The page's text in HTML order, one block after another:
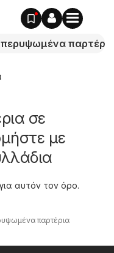
σε
με
αυτόν τον όρο.
παρτέρια